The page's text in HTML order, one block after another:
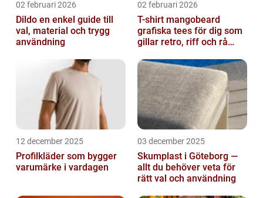
02 februari 2026
Dildo en enkel guide till
val, material och trygg
användning
02 februari 2026
T-shirt mangobeard
grafiska tees för dig som
gillar retro, riff och rå
12 december 2025
Profilkläder som bygger
varumärke i vardagen
03 december 2025
Skumplast i Göteborg —
allt du behöver veta för
rätt val och användning